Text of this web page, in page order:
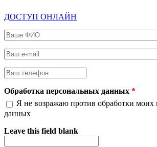
ДОСТУП ОНЛАЙН
Ваше ФИО
Ваш e-mail
Ваш телефон
Обработка персональных данных *
Я не возражаю против обработки моих
данных
Leave this field blank